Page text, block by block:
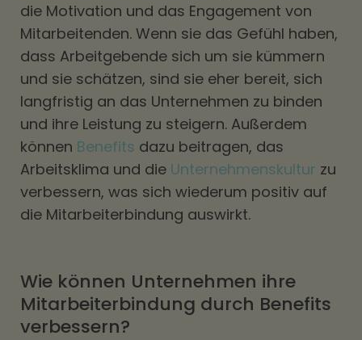
die Motivation und das Engagement von
Mitarbeitenden. Wenn sie das Gefühl haben,
dass Arbeitgebende sich um sie kümmern
und sie schätzen, sind sie eher bereit, sich
langfristig an das Unternehmen zu binden
und ihre Leistung zu steigern. Außerdem
können Benefits dazu beitragen, das
Arbeitsklima und die Unternehmenskultur zu
verbessern, was sich wiederum positiv auf
die Mitarbeiterbindung auswirkt.
Wie können Unternehmen ihre
Mitarbeiterbindung durch Benefits
verbessern?